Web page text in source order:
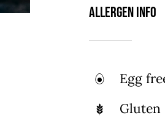
Allergen Info
Egg
Gluten